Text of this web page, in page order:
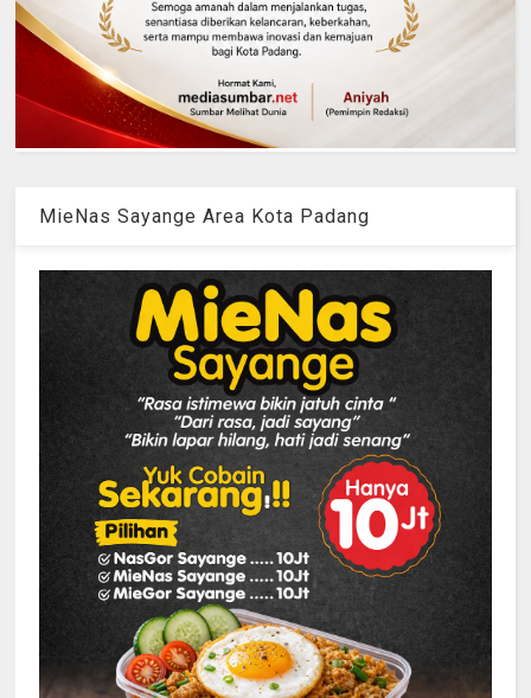
MieNas Sayange Area Kota Padang